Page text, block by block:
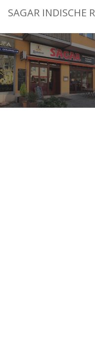
SAGAR INDISCHE